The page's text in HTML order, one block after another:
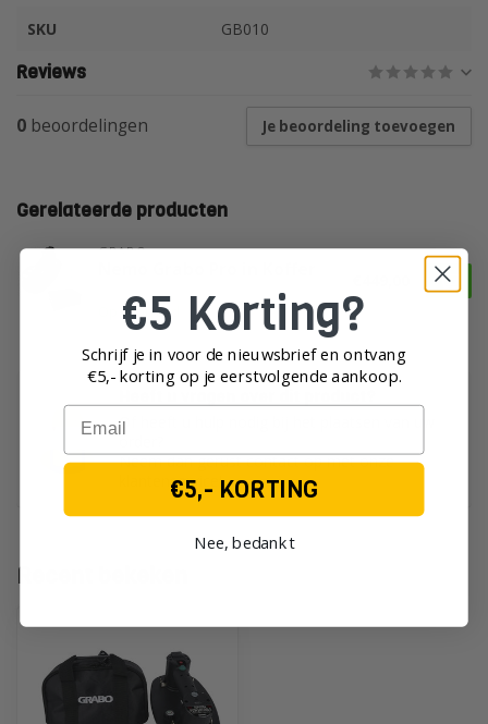
SKU GB010
Reviews
0 beoordelingen Je beoordeling toevoegen
Gerelateerde producten
GRABO
Op voorraad
Of heeft u hulp nodig bij het plaatsen van uw
Neem dan gerust contact op met onze
klantenservice!
Recent bekeken
€5 Korting?
Schrijf je in voor de nieuwsbrief en ontvang
€5,- korting op je eerstvolgende aankoop.
Email
€5,- KORTING
Nee, bedankt